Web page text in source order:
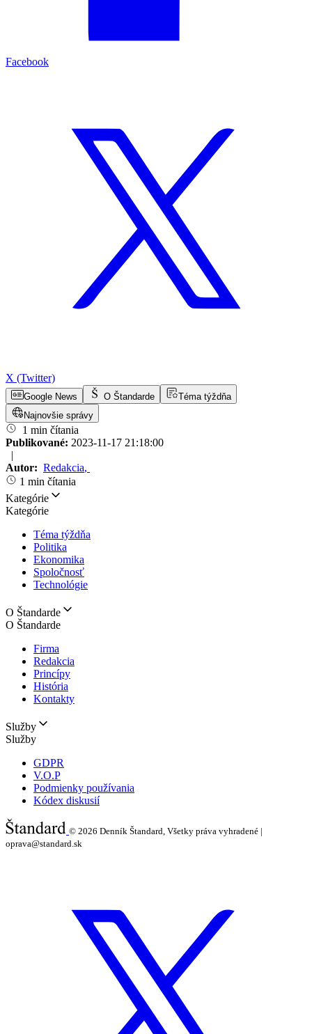
Facebook
X (Twitter)
Google News O Štandarde
Téma týždňa
Najnovšie správy
1 min čítania
Publikované: 2023-11-17 21:18:00
|
Autor: Redakcia,
1 min čítania
Kategórie
Kategórie
Téma týždňa
Politika
Ekonomika
Spoločnosť
Technológie
O Štandarde
O Štandarde
Firma
Redakcia
Princípy
História
Kontakty
Služby
Služby
GDPR
V.O.P
Podmienky používania
Kódex diskusií
© 2026 Denník Štandard, Všetky práva vyhradené |
oprava@standard.sk